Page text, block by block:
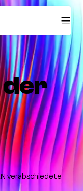
verabschiedete